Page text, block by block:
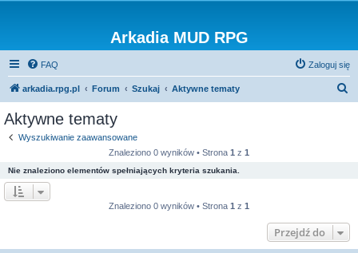
Arkadia MUD RPG
FAQ Zaloguj się
arkadia.rpg.pl Forum Szukaj Aktywne tematy
Aktywne tematy
Wyszukiwanie zaawansowane
Znaleziono 0 wyników • Strona 1 z 1
Nie znaleziono elementów spełniających kryteria szukania.
Znaleziono 0 wyników • Strona 1 z 1
Przejdź do